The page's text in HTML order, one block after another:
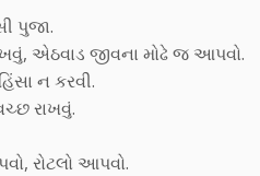
પુજા.
એઠવાડ જીવના મોઢે જ આપવો.
ન કરવી.
રાખવું.
રોટલો આપવો.